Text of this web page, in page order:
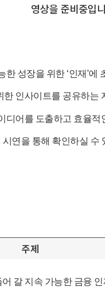
영상을 준비중입
성장을 위한 ‘인재’에
인사이트를 공유하는
디어를 도출하고 효율적
연을 통해 확인하실 수
주제
갈 지속 가능한 금융 인